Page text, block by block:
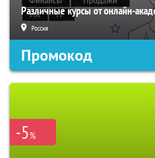
Различные курсы от онлайн-
Россия
Промокод
-5%